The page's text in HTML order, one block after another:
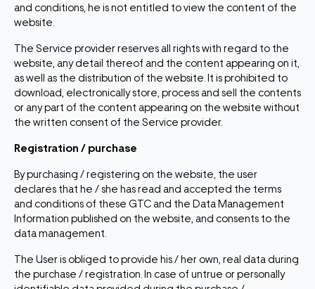
and conditions, he is not entitled to view the content of the
website.
The Service provider reserves all rights with regard to the
website, any detail thereof and the content appearing on it,
as well as the distribution of the website. It is prohibited to
download, electronically store, process and sell the contents
or any part of the content appearing on the website without
the written consent of the Service provider.
Registration / purchase
By purchasing / registering on the website, the user
declares that he / she has read and accepted the terms
and conditions of these GTC and the Data Management
Information published on the website, and consents to the
data management.
The User is obliged to provide his / her own, real data during
the purchase / registration. In case of untrue or personally